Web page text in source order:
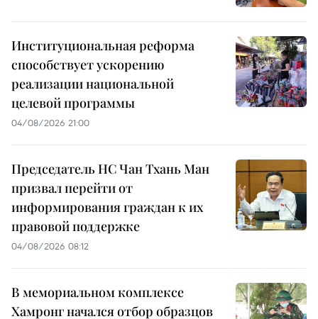
Институциональная реформа
способствует ускорению
реализации национальной
целевой программы
04/08/2026 21:00
Председатель НС Чан Тхань Ман
призвал перейти от
информирования граждан к их
правовой поддержке
04/08/2026 08:12
В мемориальном комплексе
Хамронг начался отбор образцов